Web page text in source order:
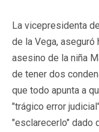
La vicepresidenta
de la Vega, aseguró
asesino de la niña
de tener dos
que todo apunta a
"trágico error
"esclarecerlo" dado